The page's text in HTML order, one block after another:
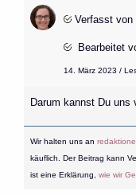
Verfasst von
Bearbeitet
14. März 2023 /
Darum kannst Du
Wir halten uns an
käuflich. Der Beitrag kann
ist eine Erklärung, wie wir